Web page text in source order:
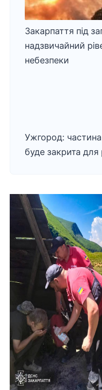
Закарпаття під
надзвичайний
небезпеки
Ужгород:
буде закрита для